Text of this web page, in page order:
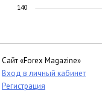
140
Сайт «Forex Magazine»
Вход в личный кабинет
Регистрация